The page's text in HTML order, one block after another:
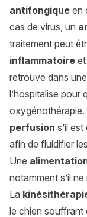
antifongique en
cas de virus, un
traitement peut
inflammatoire et
retrouve dans
l’hospitalise pour
oxygénothérapie.
perfusion s’il
afin de fluidifier
Une
notamment s’il
La
le chien souffrant